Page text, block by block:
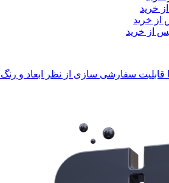
قابلیت سفارشی سازی از نظر ابعاد و رنگ